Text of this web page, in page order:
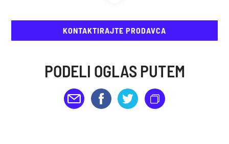
KONTAKTIRAJTE PRODAVCA
PODELI OGLAS PUTEM